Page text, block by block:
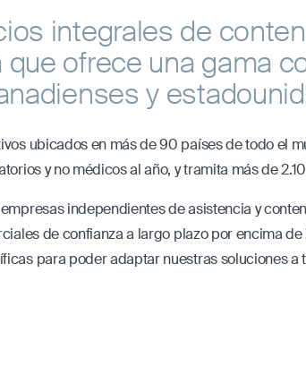
integrales de
ofrece una gama
y
ubicados en más de 90 países de todo el
y no médicos al año, y tramita más de
independientes de asistencia y
de confianza a largo plazo por encima
para poder adaptar nuestras soluciones